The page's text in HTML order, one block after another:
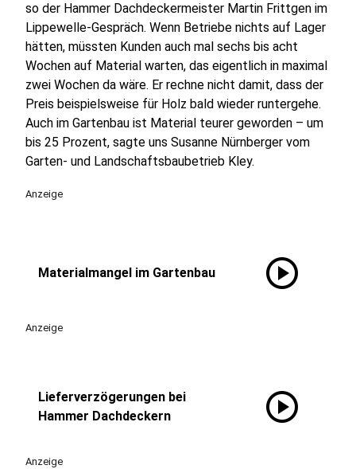
so der Hammer Dachdeckermeister Martin Frittgen im
Lippewelle-Gespräch. Wenn Betriebe nichts auf Lager
hätten, müssten Kunden auch mal sechs bis acht
Wochen auf Material warten, das eigentlich in maximal
zwei Wochen da wäre. Er rechne nicht damit, dass der
Preis beispielsweise für Holz bald wieder runtergehe.
Auch im Gartenbau ist Material teurer geworden – um
bis 25 Prozent, sagte uns Susanne Nürnberger vom
Garten- und Landschaftsbaubetrieb Kley.
Anzeige
Materialmangel im Gartenbau play_circle
Anzeige
Lieferverzögerungen bei
Hammer Dachdeckern
play_circle
Anzeige